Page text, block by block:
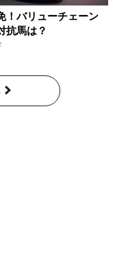
！バリューチェーン
抗馬は？